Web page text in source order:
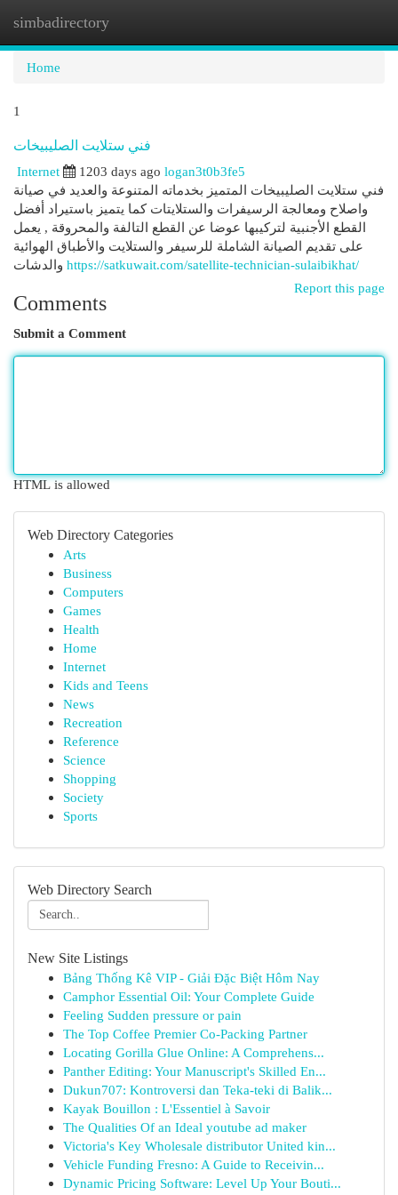
simbadirectory
Home
1
فني ستلايت الصليبيخات
Internet
1203 days ago logan3t0b3fe5
فني ستلايت الصليبيخات المتميز بخدماته المتنوعة والعديد في صيانة
واصلاح ومعالجة الرسيفرات والستلايتات كما يتميز باستيراد أفضل
القطع الأجنبية لتركيبها عوضا عن القطع التالفة والمحروقة , يعمل
على تقديم الصيانة الشاملة للرسيفر والستلايت والأطباق الهوائية
https://satkuwait.com/satellite-technician-sulaibikhat/
Report this page
Comments
Submit a Comment
HTML is allowed
Web Directory Categories
Arts
Business
Computers
Games
Health
Home
Internet
Kids and Teens
News
Recreation
Reference
Science
Shopping
Society
Sports
Web Directory Search
New Site Listings
Bảng Thống Kê VIP - Giải Đặc Biệt Hôm Nay
Camphor Essential Oil: Your Complete Guide
Feeling Sudden pressure or pain
The Top Coffee Premier Co-Packing Partner
Locating Gorilla Glue Online: A Comprehens...
Panther Editing: Your Manuscript's Skilled En...
Dukun707: Kontroversi dan Teka-teki di Balik...
Kayak Bouillon : L'Essentiel à Savoir
The Qualities Of an Ideal youtube ad maker
Victoria's Key Wholesale distributor United kin...
Vehicle Funding Fresno: A Guide to Receivin...
Dynamic Pricing Software: Level Up Your Bouti...